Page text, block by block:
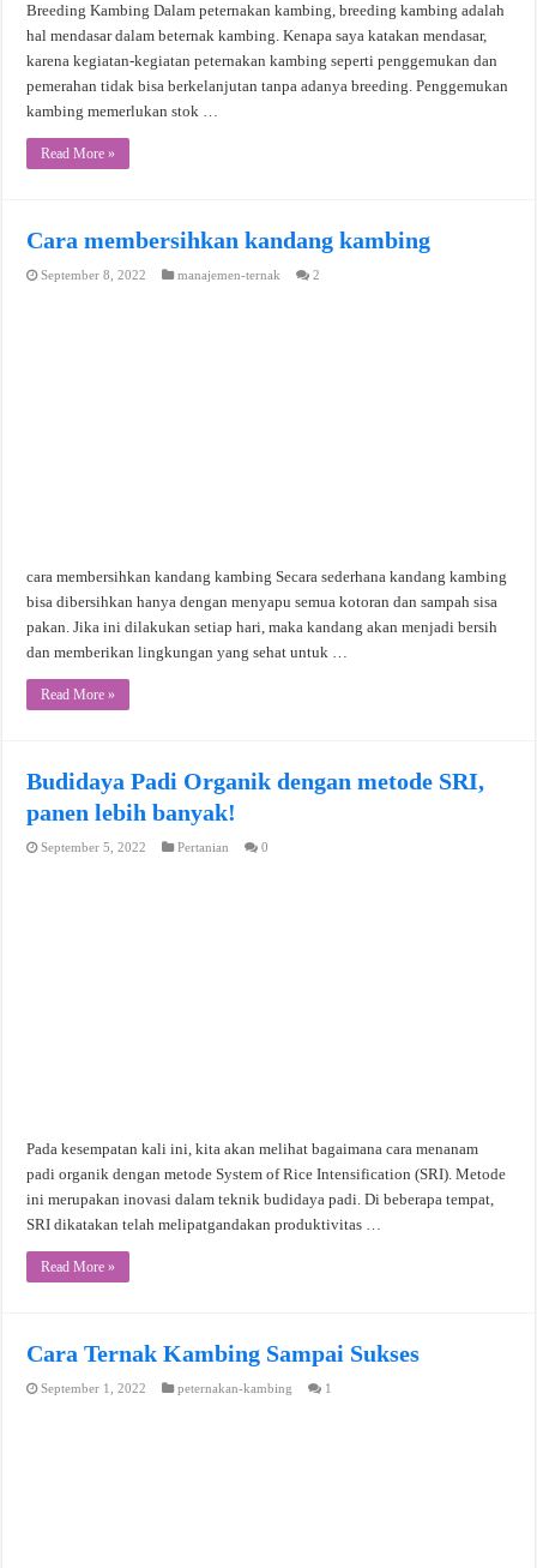
Breeding Kambing Dalam peternakan kambing, breeding kambing adalah
hal mendasar dalam beternak kambing. Kenapa saya katakan mendasar,
karena kegiatan-kegiatan peternakan kambing seperti penggemukan dan
pemerahan tidak bisa berkelanjutan tanpa adanya breeding. Penggemukan
kambing memerlukan stok …
Read More »
Cara membersihkan kandang kambing
September 8, 2022 manajemen-ternak 2
cara membersihkan kandang kambing Secara sederhana kandang kambing
bisa dibersihkan hanya dengan menyapu semua kotoran dan sampah sisa
pakan. Jika ini dilakukan setiap hari, maka kandang akan menjadi bersih
dan memberikan lingkungan yang sehat untuk …
Read More »
Budidaya Padi Organik dengan metode SRI,
panen lebih banyak!
September 5, 2022 Pertanian 0
Pada kesempatan kali ini, kita akan melihat bagaimana cara menanam
padi organik dengan metode System of Rice Intensification (SRI). Metode
ini merupakan inovasi dalam teknik budidaya padi. Di beberapa tempat,
SRI dikatakan telah melipatgandakan produktivitas …
Read More »
Cara Ternak Kambing Sampai Sukses
September 1, 2022 peternakan-kambing 1